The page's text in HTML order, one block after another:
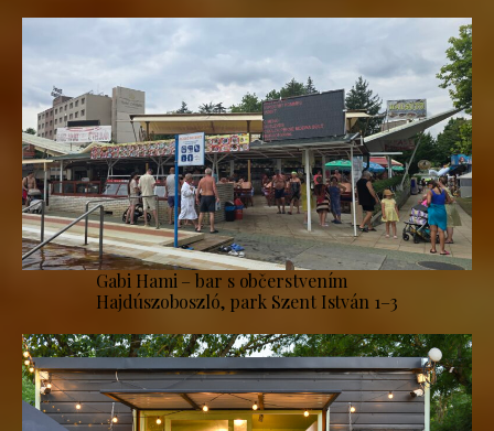
Gabi Hami – bar s občerstvením
Hajdúszoboszló, park Szent István 1–3